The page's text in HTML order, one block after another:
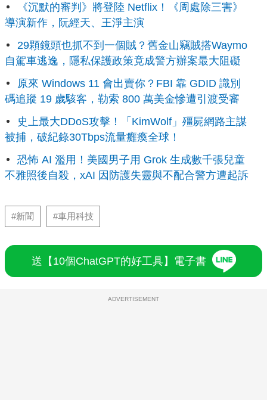
《沉默的審判》將登陸 Netflix！《周處除三害》
導演新作，阮經天、王淨主演
29顆鏡頭也抓不到一個賊？舊金山竊賊搭Waymo
自駕車逃逸，隱私保護政策竟成警方辦案最大阻礙
原來 Windows 11 會出賣你？FBI 靠 GDID 識別
碼追蹤 19 歲駭客，勒索 800 萬美金慘遭引渡受審
史上最大DDoS攻擊！「KimWolf」殭屍網路主謀
被捕，破紀錄30Tbps流量癱瘓全球！
恐怖 AI 濫用！美國男子用 Grok 生成數千張兒童
不雅照後自殺，xAI 因防護失靈與不配合警方遭起訴
#新聞 #車用科技
送【10個ChatGPT的好工具】電子書
ADVERTISEMENT